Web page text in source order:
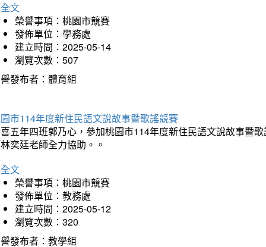
文
榮譽事項：桃園市競賽
發佈單位：學務處
建立時間：2025-05-14
瀏覽次數：507
發布者：體育組
市114年度新住民語文說故事暨歌謠競賽
五年四班郭乃心，參加桃園市114年度新住民語文說故事暨
奕廷老師全力協助。。
文
榮譽事項：桃園市競賽
發佈單位：教務處
建立時間：2025-05-12
瀏覽次數：320
發布者：教學組